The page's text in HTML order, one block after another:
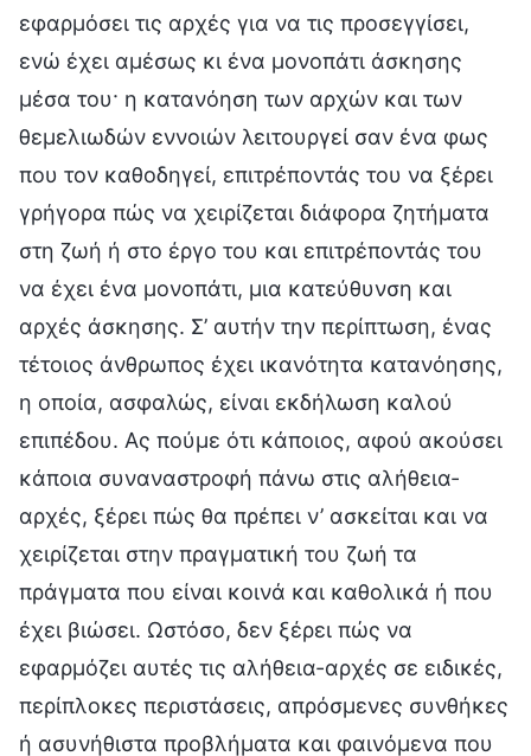
εφαρμόσει τις αρχές για να τις προσεγγίσει,
ενώ έχει αμέσως κι ένα μονοπάτι άσκησης
μέσα του· η κατανόηση των αρχών και των
θεμελιωδών εννοιών λειτουργεί σαν ένα φως
που τον καθοδηγεί, επιτρέποντάς του να ξέρει
γρήγορα πώς να χειρίζεται διάφορα ζητήματα
στη ζωή ή στο έργο του και επιτρέποντάς του
να έχει ένα μονοπάτι, μια κατεύθυνση και
αρχές άσκησης. Σ’ αυτήν την περίπτωση, ένας
τέτοιος άνθρωπος έχει ικανότητα κατανόησης,
η οποία, ασφαλώς, είναι εκδήλωση καλού
επιπέδου. Ας πούμε ότι κάποιος, αφού ακούσει
κάποια συναναστροφή πάνω στις αλήθεια-
αρχές, ξέρει πώς θα πρέπει ν’ ασκείται και να
χειρίζεται στην πραγματική του ζωή τα
πράγματα που είναι κοινά και καθολικά ή που
έχει βιώσει. Ωστόσο, δεν ξέρει πώς να
εφαρμόζει αυτές τις αλήθεια-αρχές σε ειδικές,
περίπλοκες περιστάσεις, απρόσμενες συνθήκες
ή ασυνήθιστα προβλήματα και φαινόμενα που